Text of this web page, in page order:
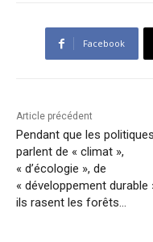
Facebook
Article précédent
Pendant que les politiques
parlent de « climat »,
« d’écologie », de
« développement durable
ils rasent les forêts…